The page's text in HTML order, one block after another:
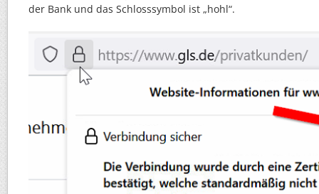
der Bank und das Schlosssymbol ist „hohl“.